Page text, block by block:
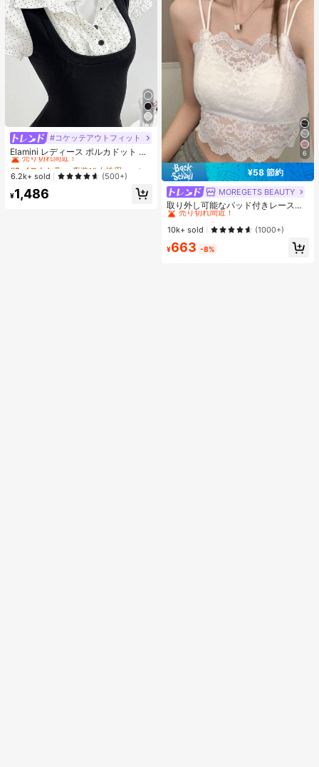
#コケッテアウトフィット
Elamini レディース ポルカドット パ
ッチワーク レーストリム 配色 ウエ
スト ショートスリーブ トップス 夏
用
#2 ベストセラー
夜遊び 女性用ブラウス
売り切れ間近！
#2 ベストセラー
売り切れ間近！
#2 ベストセラー
売り切れ間近！
#2 ベストセラー
売り切れ間近！
6.2k+ sold (500+)
¥1,486
6
¥58 節約
MOREGETS BEAUTY
取り外し可能なパッド付きレースキ
ャミソール、多用途ノースリーブア
ンダーシャツ、女性向け、新学期、
クリスマス、春節、カジュアルホワ
イトサマー、シック&エレガント
#1 ベストセラー
に エレガント ノースリーブキャミソール
売り切れ間近！
#1 ベストセラー
売り切れ間近！
#1 ベストセラー
売り切れ間近！
#1 ベストセラー
に エレガント ノースリーブキャミソール
売り切れ間近！
10k+ sold (1000+)
¥663 -8%